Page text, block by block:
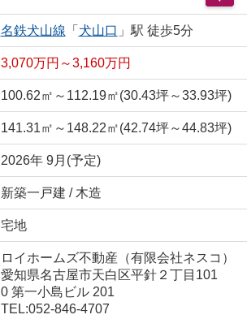
名鉄犬山線 「 犬山口 」駅 徒歩5分
3,070万円～3,160万円
100.62㎡～112.19㎡(30.43坪～33.93坪)
141.31㎡～148.22㎡(42.74坪～44.83坪)
2026年 9月(予定)
新築一戸建 / 木造
宅地
ロイホームズ不動産（有限会社ネスコ）
愛知県名古屋市天白区平針２丁目101
0 第一小島ビル 201
TEL:052-846-4707